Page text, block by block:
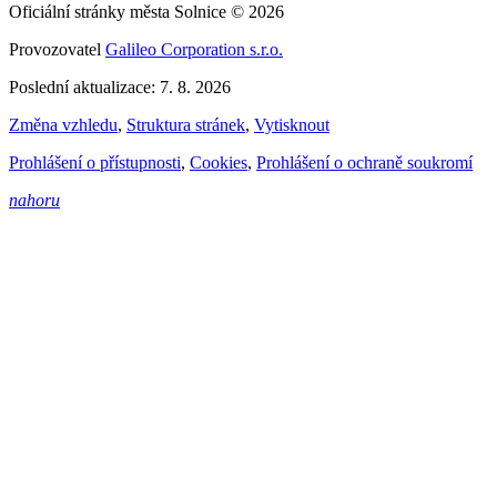
Oficiální stránky města Solnice © 2026
Provozovatel Galileo Corporation s.r.o.
Poslední aktualizace: 7. 8. 2026
Změna vzhledu, Struktura stránek, Vytisknout
Prohlášení o přístupnosti, Cookies, Prohlášení o ochraně soukromí
nahoru